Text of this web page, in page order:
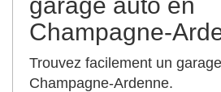
Champagne-
Trouvez facilement un
Champagne-Ardenne.